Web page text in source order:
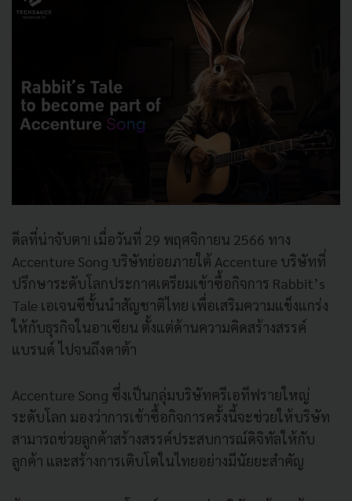
ดีลที่น่าจับตา! เมื่อวันที่ 29 พฤศจิกายน 2566 ทาง
Accenture Song บริษัทย่อยภายใต้ Accenture บริษัทที่
ปรึกษาระดับโลกประกาศเตรียมเข้าซื้อกิจการ Rabbit’s
Tale เอเจนซีชั้นนำสัญชาติไทย เพื่อเสริมความแข็งแกร่ง
ให้กับธุรกิจในอาเซียน ตั้งแต่ด้านความคิดสร้างสรรค์
แบรนด์ ไปจนถึงดาต้า
Accenture Song ซึ่งเป็นกลุ่มบริษัทครีเอทีฟรายใหญ่
ระดับโลก มองว่าการเข้าซื้อกิจการครั้งนี้จะช่วยให้บริษัท
สามารถช่วยลูกค้าสร้างสรรค์ประสบการณ์ดิจิทัลให้กับ
ลูกค้า และสร้างการเติบโตในไทยอย่างมีนัยยะสำคัญ